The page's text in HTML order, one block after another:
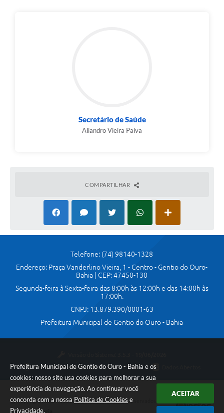
Prefeitura Municipal de Gentio do Ouro - Bahia e os
cookies: nosso site usa cookies para melhorar a sua
experiência de navegação. Ao continuar você
concorda com a nossa Política de Cookies e
Privacidade.
ACEITAR
Secretário de Saúde
Aliandro Vieira Paiva
COMPARTILHAR
Telefone: (74) 98140-1328
Endereço: Praça Vanderlino Vieira, 1 - Centro - Gentio do Ouro-
Bahia | CEP: 47450-130
Segunda-feira à Sexta-feira das 8:00h às 12:00h e das 14:00h às
17:00h.
CNPJ: 13.879.390/0001-63
Prefeitura Municipal de Gentio do Ouro - Bahia
Portal atualizado em:30/07/2026 15:16
Copyright Instar - 2006-2026. Todos os direitos reservados -
Instar Tecnologia